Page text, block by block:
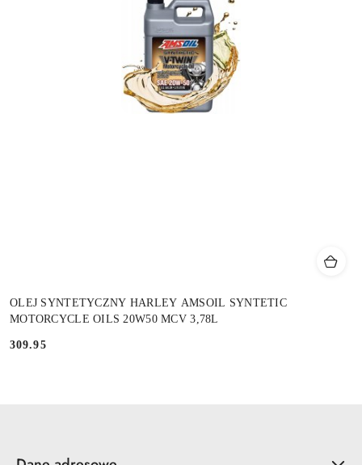
OLEJ SYNTETYCZNY HARLEY AMSOIL SYNTETIC
MOTORCYCLE OILS 20W50 MCV 3,78L
Cena:
309.95